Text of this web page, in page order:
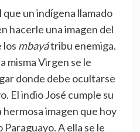
un indígena llamado
hacerle una imagen del
los mbayátribu enemiga.
misma Virgen se le
donde debe ocultarse
El indio José cumple su
imagen que hoy
A ella se le